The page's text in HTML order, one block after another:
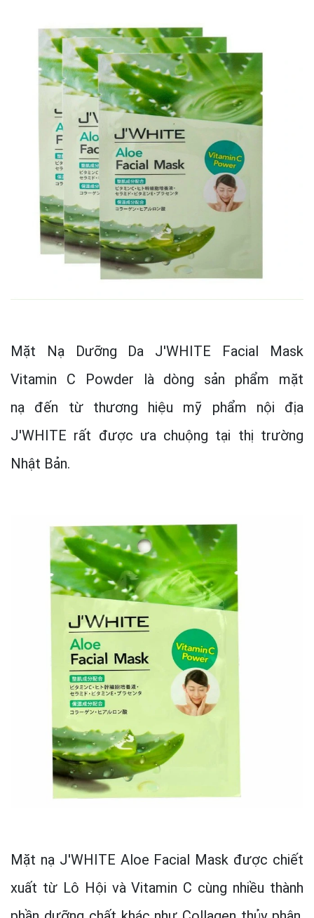
Mặt Nạ Dưỡng Da J'WHITE Facial Mask
Vitamin C Powder là dòng sản phẩm mặt
nạ đến từ thương hiệu mỹ phẩm nội địa
J'WHITE rất được ưa chuộng tại thị trường
Nhật Bản.
Mặt nạ J'WHITE Aloe Facial Mask được chiết
xuất từ Lô Hội và Vitamin C cùng nhiều thành